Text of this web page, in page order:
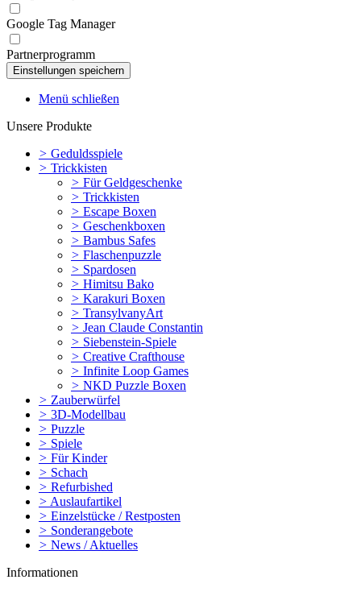
Google Tag Manager
Partnerprogramm
Menü schließen
Unsere Produkte
> Geduldsspiele
> Trickkisten
> Für Geldgeschenke
> Trickkisten
> Escape Boxen
> Geschenkboxen
> Bambus Safes
> Flaschenpuzzle
> Spardosen
> Himitsu Bako
> Karakuri Boxen
> TransylvanyArt
> Jean Claude Constantin
> Siebenstein-Spiele
> Creative Crafthouse
> Infinite Loop Games
> NKD Puzzle Boxen
> Zauberwürfel
> 3D-Modellbau
> Puzzle
> Spiele
> Für Kinder
> Schach
> Refurbished
> Auslaufartikel
> Einzelstücke / Restposten
> Sonderangebote
> News / Aktuelles
Informationen